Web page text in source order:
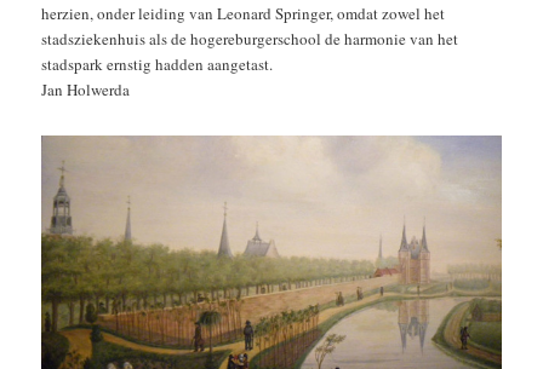
herzien, onder leiding van Leonard Springer, omdat zowel het
stadsziekenhuis als de hogereburgerschool de harmonie van het
stadspark ernstig hadden aangetast.
Jan Holwerda